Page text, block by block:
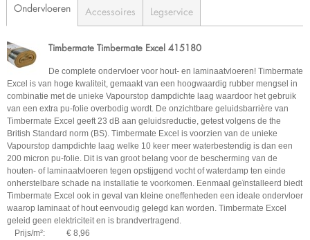
Ondervloeren Accessoires Legservice
Timbermate Timbermate Excel 415180
De complete ondervloer voor hout- en laminaatvloeren! Timbermate
Excel is van hoge kwaliteit, gemaakt van een hoogwaardig rubber mengsel in
combinatie met de unieke Vapourstop dampdichte laag waardoor het gebruik
van een extra pu-folie overbodig wordt. De onzichtbare geluidsbarrière van
Timbermate Excel geeft 23 dB aan geluidsreductie, getest volgens de the
British Standard norm (BS). Timbermate Excel is voorzien van de unieke
Vapourstop dampdichte laag welke 10 keer meer waterbestendig is dan een
200 micron pu-folie. Dit is van groot belang voor de bescherming van de
houten- of laminaatvloeren tegen opstijgend vocht of waterdamp ten einde
onherstelbare schade na installatie te voorkomen. Eenmaal geïnstalleerd biedt
Timbermate Excel ook in geval van kleine oneffenheden een ideale ondervloer
waarop laminaat of hout eenvoudig gelegd kan worden. Timbermate Excel
geleid geen elektriciteit en is brandvertragend.
Prijs/m²:
€ 8,96